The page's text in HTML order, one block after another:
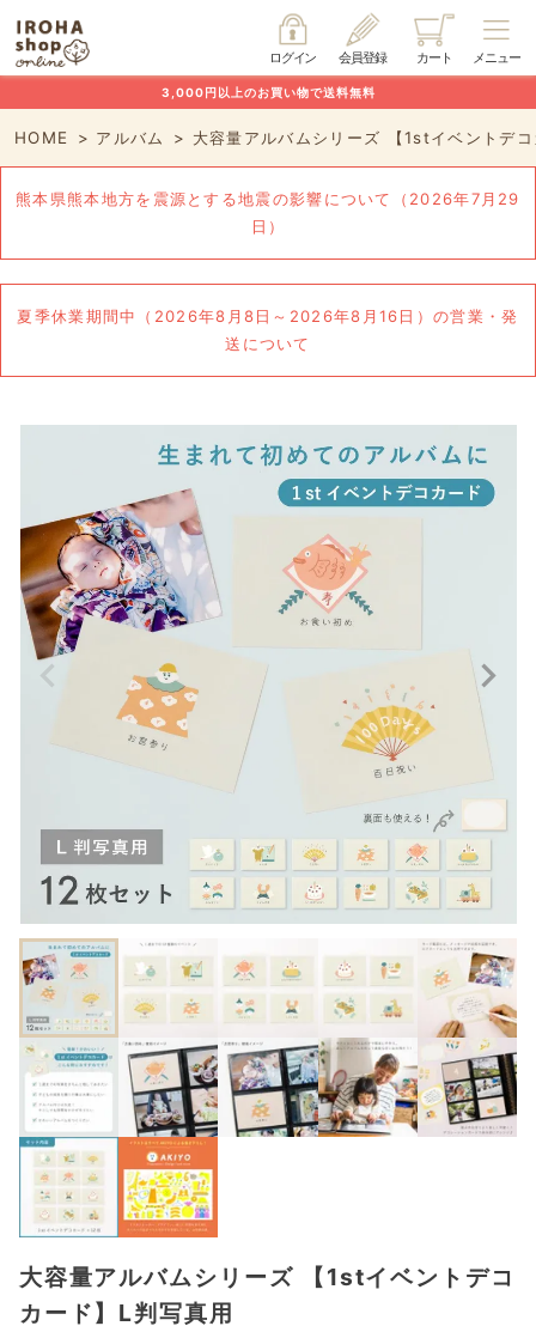
メニュー
カート
会員登録
ログイン
3,000円以上のお買い物で送料無料
HOME アルバム 大容量アルバムシリーズ 【1stイベントデ
熊本県熊本地方を震源とする地震の影響について（2026年7月29
日）
夏季休業期間中（2026年8月8日～2026年8月16日）の営業・発
送について
大容量アルバムシリーズ 【1stイベントデコ
カード】L判写真用